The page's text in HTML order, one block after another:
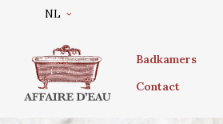
NL
Badkamers
Contact